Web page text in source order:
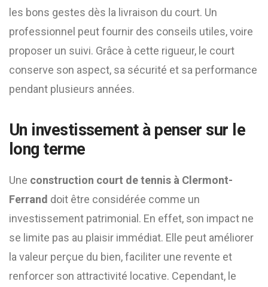
les bons gestes dès la livraison du court. Un
professionnel peut fournir des conseils utiles, voire
proposer un suivi. Grâce à cette rigueur, le court
conserve son aspect, sa sécurité et sa performance
pendant plusieurs années.
Un investissement à penser sur le
long terme
Une construction court de tennis à Clermont-
Ferrand doit être considérée comme un
investissement patrimonial. En effet, son impact ne
se limite pas au plaisir immédiat. Elle peut améliorer
la valeur perçue du bien, faciliter une revente et
renforcer son attractivité locative. Cependant, le